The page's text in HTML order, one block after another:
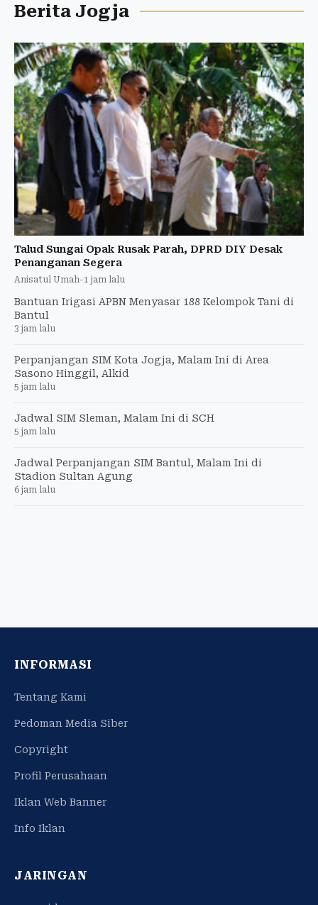
Berita Jogja
Talud Sungai Opak Rusak Parah, DPRD DIY Desak
Penanganan Segera
Anisatul Umah-1 jam lalu
Bantuan Irigasi APBN Menyasar 188 Kelompok Tani di
Bantul
3 jam lalu
Perpanjangan SIM Kota Jogja, Malam Ini di Area
Sasono Hinggil, Alkid
5 jam lalu
Jadwal SIM Sleman, Malam Ini di SCH
5 jam lalu
Jadwal Perpanjangan SIM Bantul, Malam Ini di
Stadion Sultan Agung
6 jam lalu
INFORMASI
Tentang Kami
Pedoman Media Siber
Copyright
Profil Perusahaan
Iklan Web Banner
Info Iklan
JARINGAN